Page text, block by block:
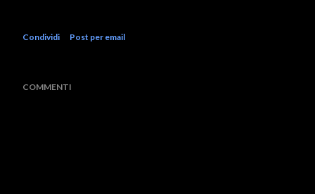
Condividi Post per email
COMMENTI